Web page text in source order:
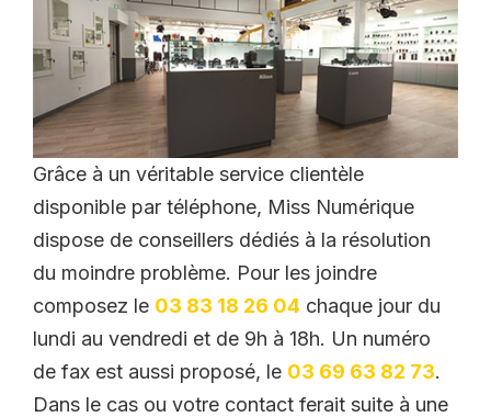
Grâce à un véritable service clientèle
disponible par téléphone, Miss Numérique
dispose de conseillers dédiés à la résolution
du moindre problème. Pour les joindre
composez le 03 83 18 26 04 chaque jour du
lundi au vendredi et de 9h à 18h. Un numéro
de fax est aussi proposé, le 03 69 63 82 73.
Dans le cas ou votre contact ferait suite à une